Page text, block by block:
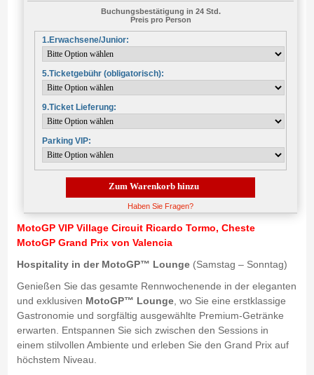
Buchungsbestätigung in 24 Std.
Preis pro Person
1.Erwachsene/Junior:
5.Ticketgebühr (obligatorisch):
9.Ticket Lieferung:
Parking VIP:
Zum Warenkorb hinzu
Haben Sie Fragen?
MotoGP VIP Village Circuit Ricardo Tormo, Cheste
MotoGP Grand Prix von Valencia
Hospitality in der MotoGP™ Lounge(Samstag – Sonntag)
Genießen Sie das gesamte Rennwochenende in der eleganten
und exklusiven MotoGP™ Lounge, wo Sie eine erstklassige
Gastronomie und sorgfältig ausgewählte Premium-Getränke
erwarten. Entspannen Sie sich zwischen den Sessions in
einem stilvollen Ambiente und erleben Sie den Grand Prix auf
höchstem Niveau.